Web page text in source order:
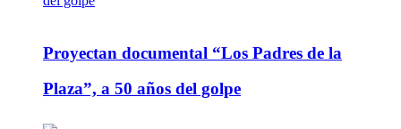
Proyectan documental “Los Padres de la
Plaza”, a 50 años del golpe